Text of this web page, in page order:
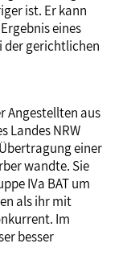
ist. Er kann
eines
der gerichtlichen
Angestellten aus
Landes NRW
einer
wandte. Sie
IVa BAT um
als ihr mit
Im
besser